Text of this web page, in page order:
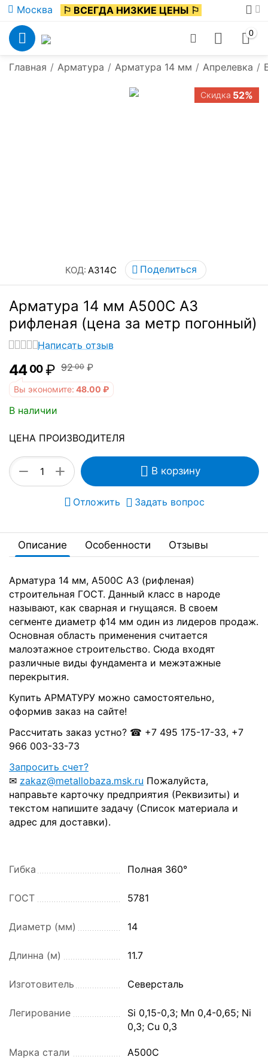
Москва ⚐ ВСЕГДА НИЗКИЕ ЦЕНЫ ⚐
0
Главная / Арматура / Арматура 14 мм / Апрелевка /
Скидка 52%
КОД: А314С Поделиться
Арматура 14 мм А500С А3
рифленая (цена за метр погонный)
Написать отзыв
4400 ₽ 92 00 ₽
Вы экономите: 48.00 ₽
В наличии
ЦЕНА ПРОИЗВОДИТЕЛЯ
+
− В корзину
Отложить Задать вопрос
Описание Особенности Отзывы
Арматура 14 мм, А500С А3 (рифленая)
строительная ГОСТ. Данный класс в народе
называют, как сварная и гнущаяся. В своем
сегменте диаметр ф14 мм один из лидеров продаж.
Основная область применения считается
малоэтажное строительство. Сюда входят
различные виды фундамента и межэтажные
перекрытия.
Купить АРМАТУРУ можно самостоятельно,
оформив заказ на сайте!
Рассчитать заказ устно? ☎ +7 495 175-17-33, +7
966 003-33-73
Запросить счет?
✉ zakaz@metallobaza.msk.ru Пожалуйста,
направьте карточку предприятия (Реквизиты) и
текстом напишите задачу (Список материала и
адрес для доставки).
Гибка Полная 360°
ГОСТ 5781
Диаметр (мм) 14
Длинна (м) 11.7
Изготовитель Северсталь
Легирование
Si 0,15-0,3; Mn 0,4-0,65; Ni
0,3; Cu 0,3
Марка стали А500С